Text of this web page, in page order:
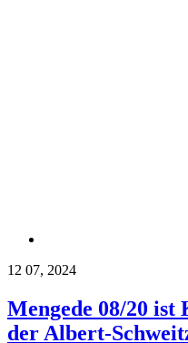
12 07, 2024
Mengede 08/20
der Albert-